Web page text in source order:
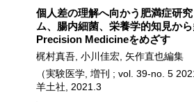
個人差の理解へ向かう肥満症研
ム、腸内細菌、栄養学的知見から
Precision Medicineをめざす
梶村真吾, 小川佳宏, 矢作直也編集
（実験医学, 増刊 ; vol. 39-no. 5
羊土社, 2021.3